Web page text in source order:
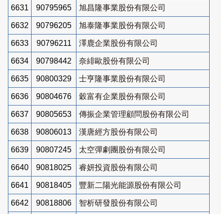
6631 90795965 旭昌隆事業股份有限公司
6632 90796205 旭泰隆事業股份有限公司
6633 90796211 澤鹿企業股份有限公司
6634 90798442 奈緋歐股份有限公司
6635 90800329 士亨隆事業股份有限公司
6636 90804676 穀富有企業股份有限公司
6637 90805653 傳振企業管理顧問股份有限公司
6638 90806013 漢唐經方股份有限公司
6639 90807245 太空彈劇團股份有限公司
6640 90818025 睿妍投資股份有限公司
6641 90818405 豐新二陽光能源股份有限公司
6642 90818806 智析研發股份有限公司